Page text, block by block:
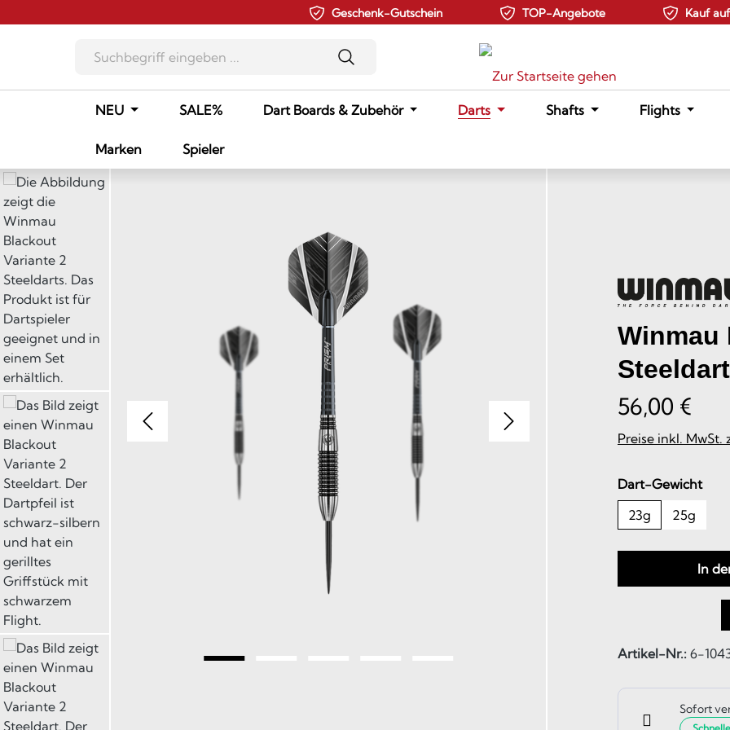
Geschenk-Gutschein TOP-Angebote Kauf
NEU SALE% Dart Boards & Zubehör Darts Shafts Flights
Marken
Spieler
Bildergalerie überspringen
Winmau
56,00 €
Preise inkl. MwSt.
Dart-Gewicht
23g
25g
In
Artikel-Nr.: 6-
Sofort